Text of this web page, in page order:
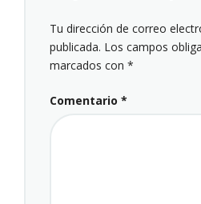
Tu dirección de correo
publicada. Los campos
marcados con *
Comentario *